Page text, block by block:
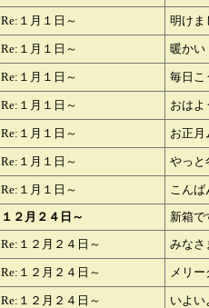
Re:１月１日～ 明けま
Re:１月１日～ 暖かい
Re:１月１日～ 毎日
Re:１月１日～ おは
Re:１月１日～ お正
Re:１月１日～ やっと
Re:１月１日～
こん
１２月２４日～
新箱で
Re:１２月２４日～ みなさ
Re:１２月２４日～ メリ
Re:１２月２４日～ いよ